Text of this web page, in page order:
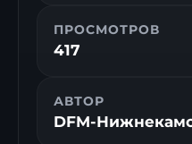
ПРОСМОТРОВ
417
АВТОР
DFM-